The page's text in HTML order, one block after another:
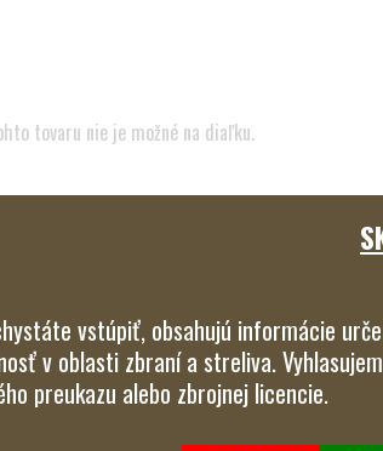
tovaru nie je možné na diaľku.
vstúpiť, obsahujú informácie
v oblasti zbraní a streliva.
preukazu alebo zbrojnej licencie.